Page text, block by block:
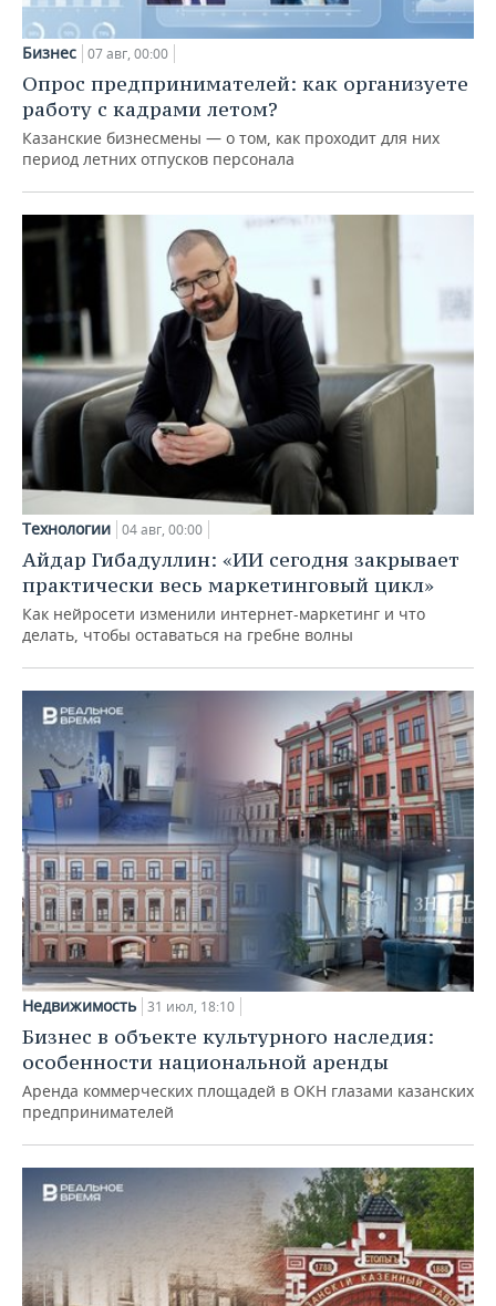
Бизнес 07 авг, 00:00
Опрос предпринимателей: как организуете
работу с кадрами летом?
Казанские бизнесмены — о том, как проходит для них
период летних отпусков персонала
Технологии 04 авг, 00:00
Айдар Гибадуллин: «ИИ сегодня закрывает
практически весь маркетинговый цикл»
Как нейросети изменили интернет-маркетинг и что
делать, чтобы оставаться на гребне волны
Недвижимость 31 июл, 18:10
Бизнес в объекте культурного наследия:
особенности национальной аренды
Аренда коммерческих площадей в ОКН глазами казанских
предпринимателей